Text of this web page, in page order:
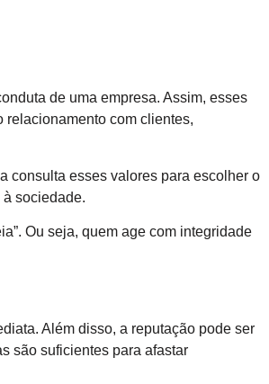
de uma empresa. Assim, esses
relacionamento com clientes,
consulta esses valores para escolher o
sociedade.
Ou seja, quem age com integridade
Além disso, a reputação pode ser
são suficientes para afastar